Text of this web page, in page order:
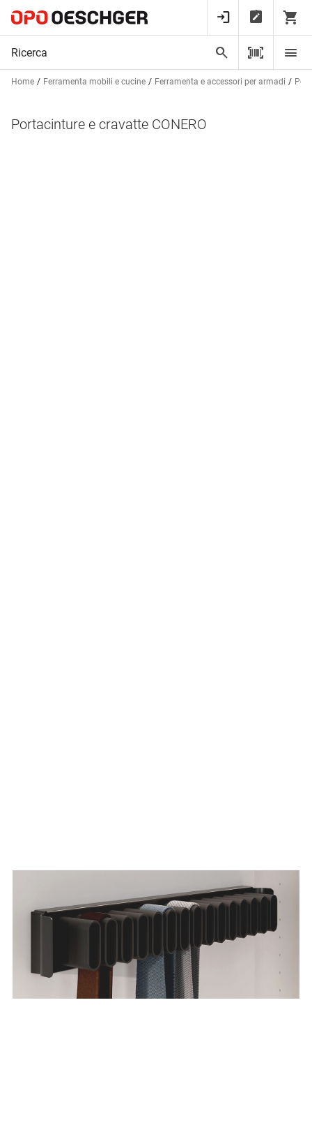
Home Ferramenta mobili e cucine Ferramenta e accessori per armadi
Portacinture e cravatte CONERO